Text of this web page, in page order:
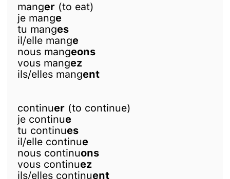
manger (to eat)
je mange
tu manges
il/elle mange
nous mangeons
vous mangez
ils/elles mangent
continuer (to continue)
je continue
tu continues
il/elle continue
nous continuons
vous continuez
ils/elles continuent